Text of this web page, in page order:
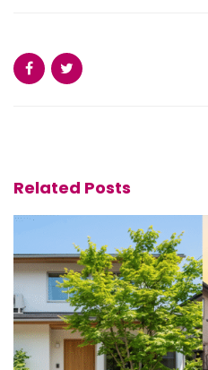
Related Posts